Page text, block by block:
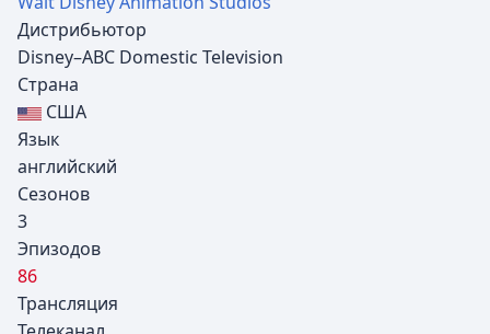
Дистрибьютор
Disney–ABC Domestic Television
Страна
США
Язык
английский
Сезонов
3
Эпизодов
86
Трансляция